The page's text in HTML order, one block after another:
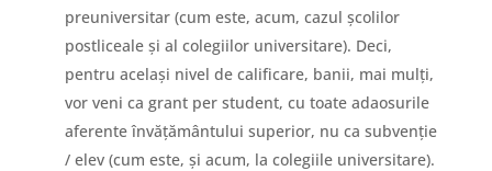
preuniversitar (cum este, acum, cazul școlilor
postliceale și al colegiilor universitare). Deci,
pentru același nivel de calificare, banii, mai mulți,
vor veni ca grant per student, cu toate adaosurile
aferente învățământului superior, nu ca subvenție
/ elev (cum este, și acum, la colegiile universitare).